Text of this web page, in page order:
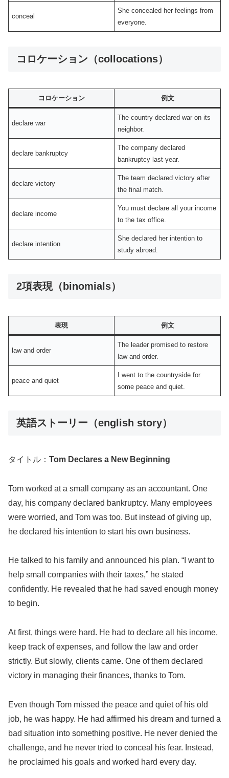
conceal
She concealed her feelings from
everyone.
コロケーション（collocations）
コロケーション 例文
declare war
The country declared war on its
neighbor.
declare bankruptcy
The company declared
bankruptcy last year.
declare victory
The team declared victory after
the final match.
declare income
You must declare all your income
to the tax office.
declare intention
She declared her intention to
study abroad.
2項表現（binomials）
表現 例文
law and order
The leader promised to restore
law and order.
peace and quiet
I went to the countryside for
some peace and quiet.
英語ストーリー（english story）
タイトル： Tom Declares a New Beginning
Tom worked at a small company as an accountant. One
day, his company declared bankruptcy. Many employees
were worried, and Tom was too. But instead of giving up,
he declared his intention to start his own business.
He talked to his family and announced his plan. “I want to
help small companies with their taxes,” he stated
confidently. He revealed that he had saved enough money
to begin.
At first, things were hard. He had to declare all his income,
keep track of expenses, and follow the law and order
strictly. But slowly, clients came. One of them declared
victory in managing their finances, thanks to Tom.
Even though Tom missed the peace and quiet of his old
job, he was happy. He had affirmed his dream and turned a
bad situation into something positive. He never denied the
challenge, and he never tried to conceal his fear. Instead,
he proclaimed his goals and worked hard every day.